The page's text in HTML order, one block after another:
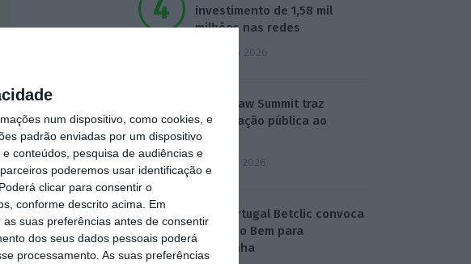
num dispositivo, como cookies, e
padrão enviadas por um dispositivo
conteúdos, pesquisa de audiências e
poderemos usar identificação e
clicar para consentir o
conforme descrito acima. Em
suas preferências antes de consentir
dos seus dados pessoais poderá
processamento. As suas preferências
investimento de 1,58 mil
milhões nas redes
6 Agosto 2026
Public Law Summit traz
contratação pública ao
debate
7 Agosto 2026
Liga Portugal Betclic convoca
Luana do Bem para
campanha